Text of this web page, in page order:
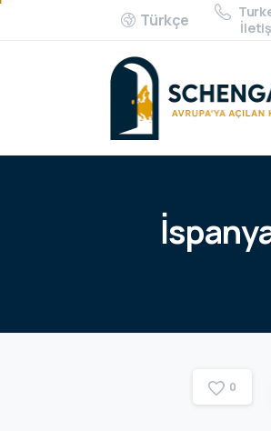
Türkçe
0